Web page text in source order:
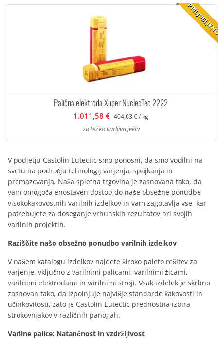
V podjetju Castolin Eutectic smo ponosni, da smo vodilni na
svetu na področju tehnologij varjenja, spajkanja in
premazovanja. Naša spletna trgovina je zasnovana tako, da
vam omogoča enostaven dostop do naše obsežne ponudbe
visokokakovostnih varilnih izdelkov in vam zagotavlja vse, kar
potrebujete za doseganje vrhunskih rezultatov pri svojih
varilnih projektih.
Raziščite našo obsežno ponudbo varilnih izdelkov
V našem katalogu izdelkov najdete široko paleto rešitev za
varjenje, vključno z varilnimi palicami, varilnimi žicami,
varilnimi elektrodami in varilnimi stroji. Vsak izdelek je skrbno
zasnovan tako, da izpolnjuje najvišje standarde kakovosti in
učinkovitosti, zato je Castolin Eutectic prednostna izbira
strokovnjakov v različnih panogah.
Palična elektroda Xuper NucleoTec 2222
1.011,58 € 404,63 € / kg
za težko varljiva jekla
Varilne palice: Natančnost in vzdržljivost